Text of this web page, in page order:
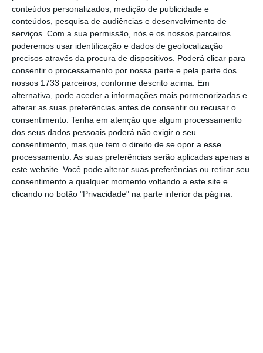
conteúdos personalizados, medição de publicidade e
conteúdos, pesquisa de audiências e desenvolvimento de
serviços. Com a sua permissão, nós e os nossos parceiros
poderemos usar identificação e dados de geolocalização
precisos através da procura de dispositivos. Poderá clicar para
consentir o processamento por nossa parte e pela parte dos
nossos 1733 parceiros, conforme descrito acima. Em
alternativa, pode aceder a informações mais pormenorizadas e
alterar as suas preferências antes de consentir ou recusar o
consentimento. Tenha em atenção que algum processamento
dos seus dados pessoais poderá não exigir o seu
consentimento, mas que tem o direito de se opor a esse
processamento. As suas preferências serão aplicadas apenas a
este website. Você pode alterar suas preferências ou retirar seu
consentimento a qualquer momento voltando a este site e
clicando no botão "Privacidade" na parte inferior da página.